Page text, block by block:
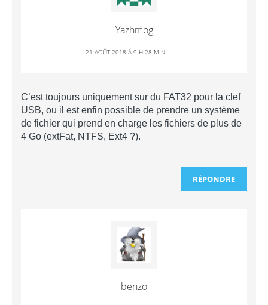
Yazhmog
21 AOÛT 2018 Á 9 H 28 MIN
C’est toujours uniquement sur du FAT32 pour la clef
USB, ou il est enfin possible de prendre un système
de fichier qui prend en charge les fichiers de plus de
4 Go (extFat, NTFS, Ext4 ?).
RÉPONDRE
benzo